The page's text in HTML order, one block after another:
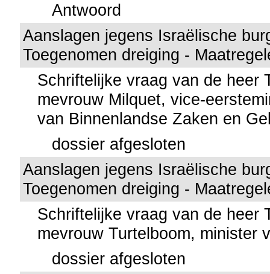
Antwoord
Aanslagen jegens Israëlische
Toegenomen dreiging -
Schriftelijke vraag van de heer
mevrouw Milquet, vice-
van Binnenlandse Zaken en
dossier afgesloten
Aanslagen jegens Israëlische
Toegenomen dreiging -
Schriftelijke vraag van de heer
mevrouw Turtelboom, minister
dossier afgesloten